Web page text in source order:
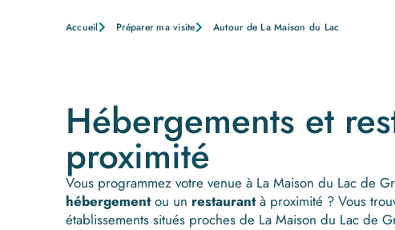
Accueil Préparer ma visite Autour de La Maison du Lac
Hébergements et
proximité
Vous programmez votre venue à La Maison du Lac de
hébergementou un restaurantà proximité ? Vous
établissements situés proches de La Maison du Lac de